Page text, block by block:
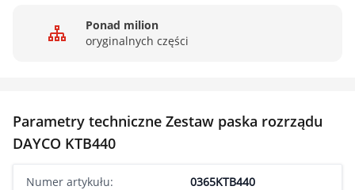
Ponad milion
oryginalnych części
Parametry techniczne Zestaw paska rozrządu
DAYCO KTB440
Numer artykułu: 0365KTB440